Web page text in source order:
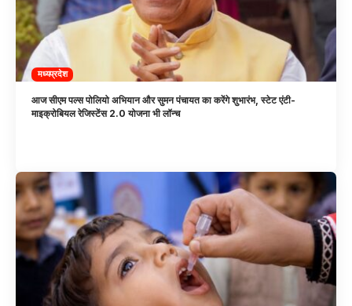
मध्यप्रदेश
आज सीएम पल्स पोलियो अभियान और सुमन पंचायत का करेंगे शुभारंभ, स्टेट एंटी-
माइक्रोबियल रेजिस्टेंस 2.0 योजना भी लॉन्च